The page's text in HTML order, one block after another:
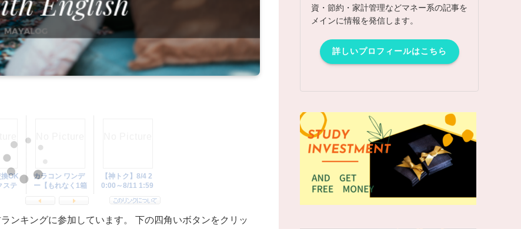
ンキングに参加しています。 下の四角いボタンをクリッ
資・節約・家計管理などマネー系の記事を
メインに情報を発信します。
詳しいプロフィールはこちら